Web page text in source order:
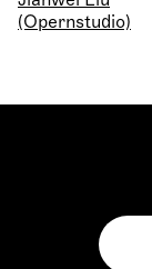
(Opernstudio)